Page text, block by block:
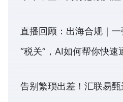
直播回顾：出海合规｜
“税关”，AI如何帮你快速
告别繁琐出差！汇联易